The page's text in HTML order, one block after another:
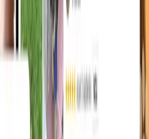
răspundem rapid în timpul programului.